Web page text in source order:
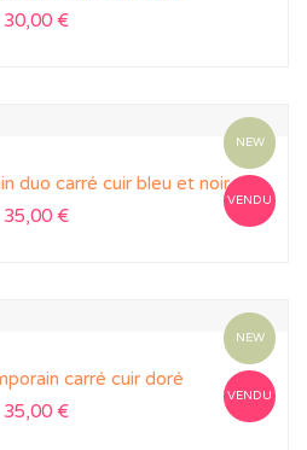
30,00 €
NEW
VENDU
duo carré cuir bleu et noir
35,00 €
NEW
VENDU
carré cuir doré
35,00 €